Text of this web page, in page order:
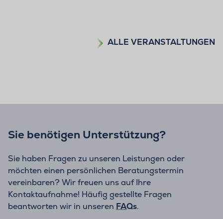
ALLE VERANSTALTUNGEN
Sie benötigen Unterstützung?
Sie haben Fragen zu unseren Leistungen oder
möchten einen persönlichen Beratungstermin
vereinbaren? Wir freuen uns auf Ihre
Kontaktaufnahme! Häufig gestellte Fragen
beantworten wir in unseren FAQs.